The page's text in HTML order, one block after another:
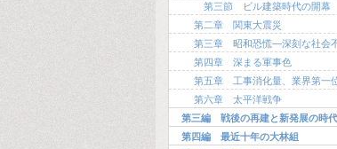
第三節 ビル建築時代の開幕
第二章 関東大震災
第三章 昭和恐慌―深刻な社会
第四章 深まる軍事色
第五章 工事消化量、業界第一
第六章 太平洋戦争
第三編 戦後の再建と新発展の時代
第四編 最近十年の大林組